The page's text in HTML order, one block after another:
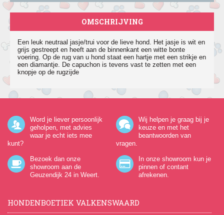
OMSCHRIJVING
Een leuk neutraal jasje/trui voor de lieve hond. Het jasje is wit en
grijs gestreept en heeft aan de binnenkant een witte bonte
voering. Op de rug van u hond staat een hartje met een strikje en
een diamantje. De capuchon is tevens vast te zetten met een
knopje op de rugzijde
Word je liever persoonlijk
geholpen, met advies
waar je echt iets mee
kunt?
Wij helpen je graag bij je
keuze en met het
beantwoorden van
vragen.
Bezoek dan onze
showroom aan de
Geuzendijk 24 in Weert.
In onze showroom kun je
pinnen of contant
afrekenen.
HONDENBOETIEK VALKENSWAARD